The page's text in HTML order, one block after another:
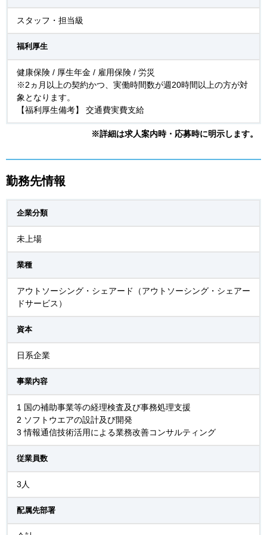
スタッフ・担当級
福利厚生
健康保険 / 厚生年金 / 雇用保険 / 労災
※2ヵ月以上の契約かつ、実働時間数が週20時間以上の方が対
象となります。
【福利厚生備考】 交通費実費支給
※詳細は求人案内時・応募時に明示します。
勤務先情報
企業分類
未上場
業種
アウトソーシング・シェアード（アウトソーシング・シェアー
ドサービス）
資本
日系企業
事業内容
1 国の補助事業等の経理検査及び事務処理⽀援
2 ソフトウエアの設計及び開発
3 情報通信技術活⽤による業務改善コンサルティング
従業員数
3人
配属先部署